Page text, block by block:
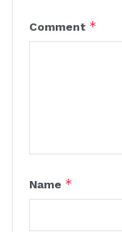
Comment *
Name *